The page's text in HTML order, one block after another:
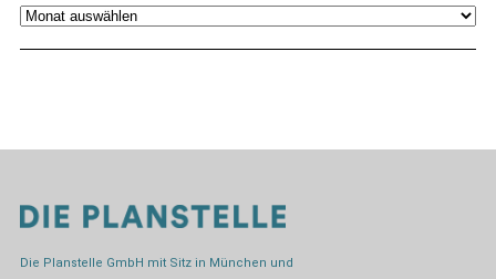
Archiv
Die Planstelle GmbH mit Sitz in München und